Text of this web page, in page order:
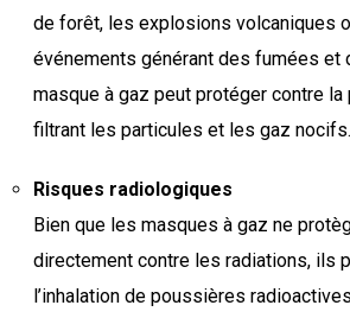
de forêt, les explosions volcaniques
événements générant des fumées et
masque à gaz peut protéger contre la
filtrant les particules et les gaz nocifs.
Risques radiologiques
Bien que les masques à gaz ne
directement contre les radiations, ils
l’inhalation de poussières